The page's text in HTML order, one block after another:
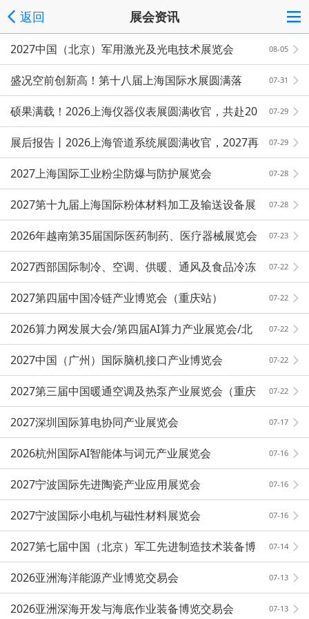
返回 展会资讯
08-05
2027中国（北京）军用激光及光电技术展览会
07-31
盛况空前创新高！第十八届上海国际水展圆满落
幕！
07-29
硕果满载！2026上海仪器仪表展圆满收官，共赴20
27新征程
07-29
展后报告丨2026上海管道系统展圆满收官，2027再
赴新程！
07-28
2027上海国际工业粉尘防爆与防护展览会
07-28
2027第十九届上海国际粉体材料加工及输送设备展
览会
07-23
2026年越南第35届国际医药制药、医疗器械展览会
07-22
2027西部国际制冷、空调、供暖、通风及食品冷冻
加工展览会
07-22
2027第四届中国冷链产业博览会（重庆站）
07-22
2026算力网发展大会/第四届AI算力产业展览会/北
京算力展
07-22
2027中国（广州）国际脑机接口产业博览会
07-22
2027第三届中国暖通空调及热泵产业展览会（重庆
站）
07-17
2027深圳国际算电协同产业展览会
07-16
2026杭州国际AI智能体与词元产业展览会
07-16
2027宁波国际先进陶瓷产业应用展览会
07-16
2027宁波国际小电机与磁性材料展览会
07-14
2027第七届中国（北京）军工先进制造技术装备博
览会
07-13
2026亚洲海洋能源产业博览交易会
07-13
2026亚洲深海开发与海底作业装备博览交易会